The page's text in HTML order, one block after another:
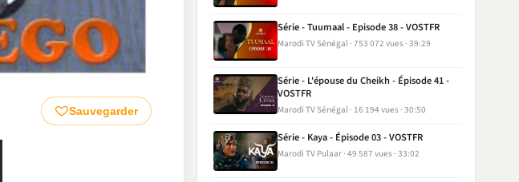
Sauvegarder
Série - Tuumaal - Episode 38 - VOSTFR
Marodi TV Sénégal 753 072 vues 39:29
Série - L'épouse du Cheikh - Épisode 41 -
VOSTFR
Marodi TV Sénégal 16 194 vues 30:50
Série - Kaya - Épisode 03 - VOSTFR
Marodi TV Pulaar 49 587 vues 33:02